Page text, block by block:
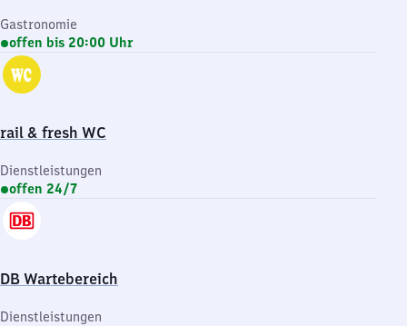
Gastronomie
offen bis 20:00 Uhr
rail & fresh WC
Dienstleistungen
offen 24/7
DB Wartebereich
Dienstleistungen